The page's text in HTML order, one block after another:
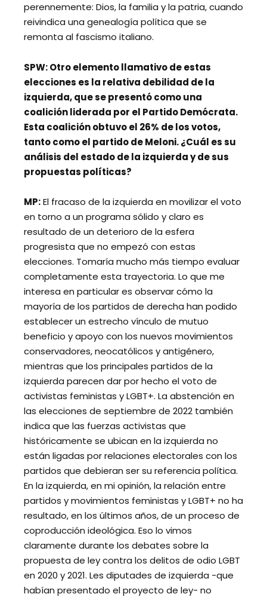
perennemente: Dios, la familia y la patria, cuando
reivindica una genealogía política que se
remonta al fascismo italiano.
SPW: Otro elemento llamativo de estas
elecciones es la relativa debilidad de la
izquierda, que se presentó como una
coalición liderada por el Partido Demócrata.
Esta coalición obtuvo el 26% de los votos,
tanto como el partido de Meloni. ¿Cuál es su
análisis del estado de la izquierda y de sus
propuestas políticas?
MP:El fracaso de la izquierda en movilizar el voto
en torno a un programa sólido y claro es
resultado de un deterioro de la esfera
progresista que no empezó con estas
elecciones. Tomaría mucho más tiempo evaluar
completamente esta trayectoria. Lo que me
interesa en particular es observar cómo la
mayoría de los partidos de derecha han podido
establecer un estrecho vínculo de mutuo
beneficio y apoyo con los nuevos movimientos
conservadores, neocatólicos y antigénero,
mientras que los principales partidos de la
izquierda parecen dar por hecho el voto de
activistas feministas y LGBT+. La abstención en
las elecciones de septiembre de 2022 también
indica que las fuerzas activistas que
históricamente se ubican en la izquierda no
están ligadas por relaciones electorales con los
partidos que debieran ser su referencia política.
En la izquierda, en mi opinión, la relación entre
partidos y movimientos feministas y LGBT+ no ha
resultado, en los últimos años, de un proceso de
coproducción ideológica. Eso lo vimos
claramente durante los debates sobre la
propuesta de ley contra los delitos de odio LGBT
en 2020 y 2021. Les diputades de izquierda -que
habían presentado el proyecto de ley- no